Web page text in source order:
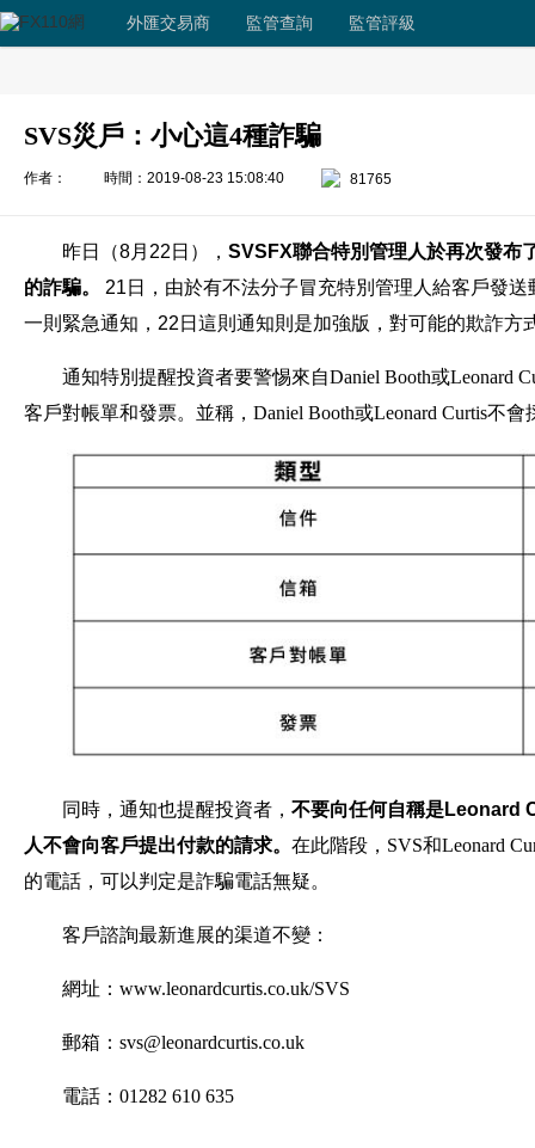
外匯交易商 監管查詢 監管評級
SVS災戶：小心這4種詐騙
作者： 時間：2019-08-23 15:08:40 81765
昨日（8月22日）， SVSFX聯合特別管理人於再次發布
的詐騙。
21日，由於有不法分子冒充特別管理人給客戶發
一則緊急通知，22日這則通知則是加強版，對可能的欺詐方
通知特別提醒投資者要警惕來自Daniel Booth或Leonard
客戶對帳單和發票。並稱，Daniel Booth或Leonard Curtis不
同時，通知也提醒投資者， 不要向任何自稱是Leonard
人不會向客戶提出付款的請求。 在此階段，SVS和Leonard
的電話，可以判定是詐騙電話無疑。
客戶諮詢最新進展的渠道不變：
網址：www.leonardcurtis.co.uk/SVS
郵箱：svs@leonardcurtis.co.uk
電話：01282 610 635